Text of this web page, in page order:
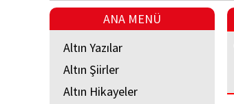
ANA MENÜ
Altın Yazılar
Altın Şiirler
Altın Hikayeler